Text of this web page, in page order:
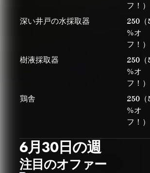
フ！）
深い井戸の水採取器
250（
%オ
フ！）
樹液採取器
250（
%オ
フ！）
鶏舎
250（
%オ
フ！）
6月30日の週
注目のオファー